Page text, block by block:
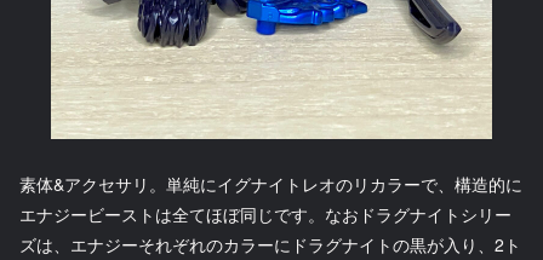
素体&アクセサリ。単純にイグナイトレオのリカラーで、構造的に
エナジービーストは全てほぼ同じです。なおドラグナイトシリー
ズは、エナジーそれぞれのカラーにドラグナイトの黒が入り、2ト